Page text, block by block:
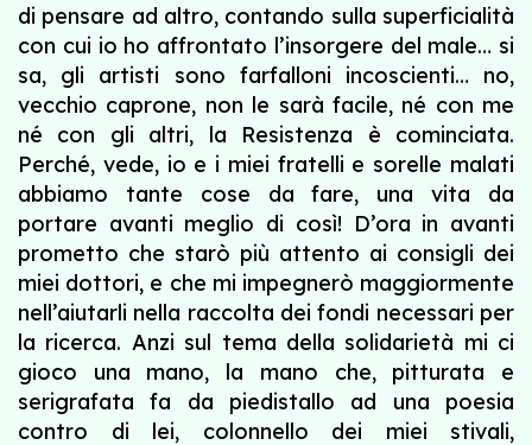
di pensare ad altro, contando sulla superficialità
con cui io ho affrontato l’insorgere del male… si
sa, gli artisti sono farfalloni incoscienti… no,
vecchio caprone, non le sarà facile, né con me
né con gli altri, la Resistenza è cominciata.
Perché, vede, io e i miei fratelli e sorelle malati
abbiamo tante cose da fare, una vita da
portare avanti meglio di così! D’ora in avanti
prometto che starò più attento ai consigli dei
miei dottori, e che mi impegnerò maggiormente
nell’aiutarli nella raccolta dei fondi necessari per
la ricerca. Anzi sul tema della solidarietà mi ci
gioco una mano, la mano che, pitturata e
serigrafata fa da piedistallo ad una poesia
contro di lei, colonnello dei miei stivali,